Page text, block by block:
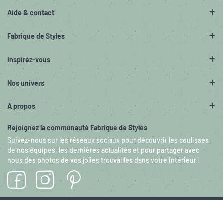
Aide & contact
Fabrique de Styles
Inspirez-vous
Nos univers
A propos
Rejoignez la communauté Fabrique de Styles
Suivez-nous sur les réseaux sociaux pour découvrir les coulisses
de nos équipes, les dernières actualités et pour partager avec
nous des photos de vos jolies trouvailles dans votre intérieur !